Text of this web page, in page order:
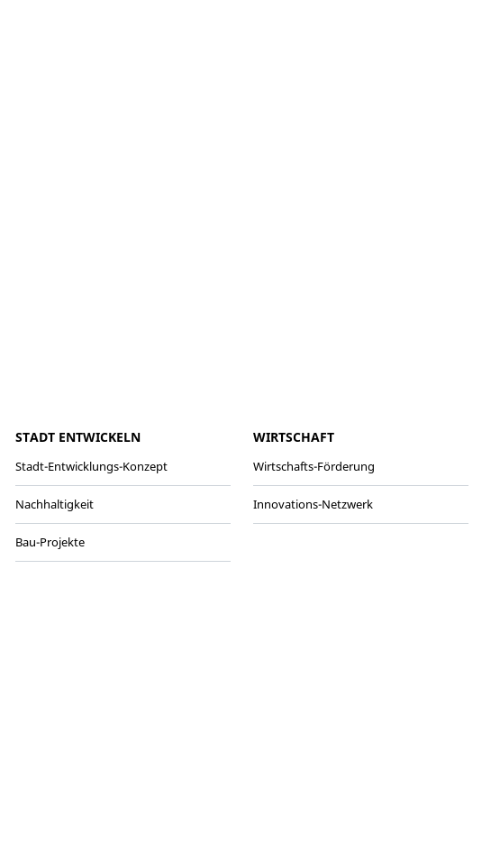
STADT ENTWICKELN
Stadt-Entwicklungs-Konzept
Nachhaltigkeit
Bau-Projekte
WIRTSCHAFT
Wirtschafts-Förderung
Innovations-Netzwerk